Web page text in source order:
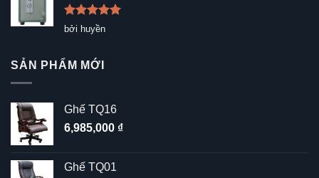
Được xếp
hạng5
bởi huyền
SẢN PHẨM MỚI
Ghế TQ16
6,985,000 ₫
Ghế TQ01